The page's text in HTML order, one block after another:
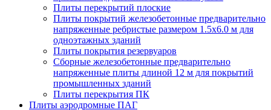
Плиты перекрытий плоские
Плиты покрытий железобетонные предварительно
напряженные ребристые размером 1.5х6.0 м для
одноэтажных зданий
Плиты покрытия резервуаров
Сборные железобетонные предварительно
напряженные плиты длиной 12 м для покрытий
промышленных зданий
Плиты перекрытия ПК
Плиты аэродромные ПАГ